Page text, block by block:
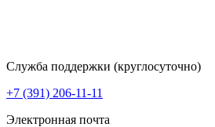
Служба поддержки (круглосуточно)
+7 (391) 206-11-11
Электронная почта